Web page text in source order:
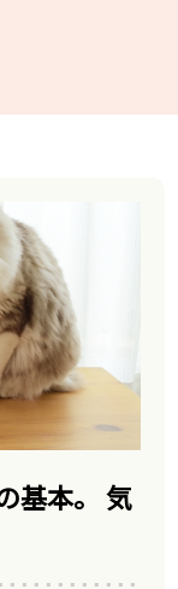
基本。 気